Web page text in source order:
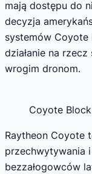
mają dostępu do
decyzja
systemów Coyote
działanie na
wrogim dronom.
Coyote Block
Raytheon Coyote
przechwytywania
bezzałogowców